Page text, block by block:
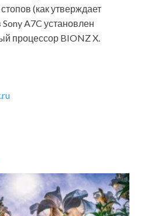
(как утверждает
A7C установлен
процессор BIONZ X.